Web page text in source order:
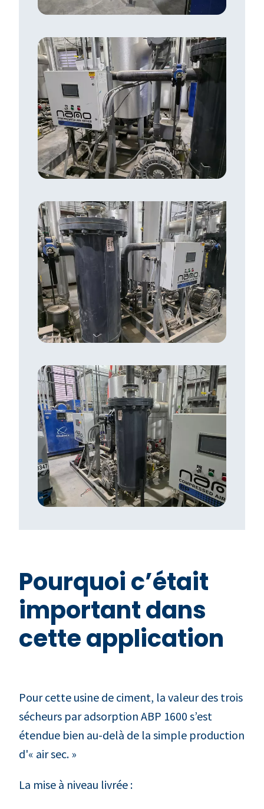
Pourquoi c’était
important dans
cette application
Pour cette usine de ciment, la valeur des trois
sécheurs par adsorption ABP 1600 s’est
étendue bien au-delà de la simple production
d'« air sec. »
La mise à niveau livrée :